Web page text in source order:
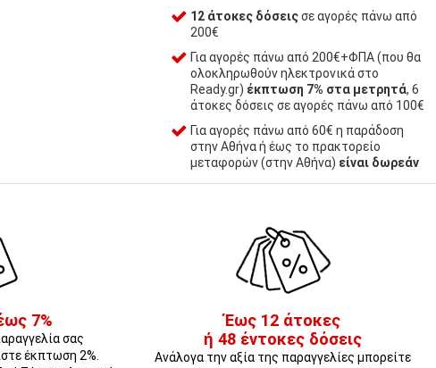
12 άτοκες δόσειςσε αγορές πάνω από
200€
Για αγορές πάνω από 200€+ΦΠΑ (που θα
ολοκληρωθούν ηλεκτρονικά στο
Ready.gr) έκπτωση 7% στα μετρητά, 6
άτοκες δόσεις σε αγορές πάνω από 100€
Για αγορές πάνω από 60€ η παράδοση
στην Αθήνα ή έως το πρακτορείο
μεταφορών (στην Αθήνα) είναι δωρεάν
7%
σας
έκπτωση 2%.
Έως 12 άτοκες
ή 48 έντοκες δόσεις
Ανάλογα την αξία της παραγγελίες μπορείτε